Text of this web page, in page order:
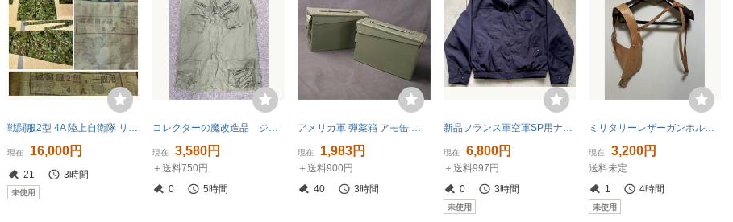
戦闘服2型 4A 陸上自衛隊 リップストップ 静電 難燃加工 IR迷彩 16式 陸自 91式 迷彩服 作業服 戦闘装着セット
現在 16,000円
21 3時間
未使用
コレクターの魔改造品 ジャングルファティーグジャケット リップストップモデル ベトナム戦争機械化歩兵モデル？ サイズML
現在 3,580円
＋送料750円
0
5時間
アメリカ軍 弾薬箱 アモ缶 セット 17 M19A1 #S-37238
現在 1,983円
＋送料900円
40
3時間
新品フランス軍空軍SP用ナイロンジャケット
現在 6,800円
＋送料997円
0
3時間
未使用
ミリタリーレザーガンホルダー（希少品）革
現在 3,200円
送料未定
1
4時間
未使用